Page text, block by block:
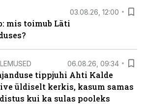
03.08.26, 12:00
mis toimub Läti
06.08.26, 09:34
tippjuhi Ahti Kalde
üldiselt kerkis, kasum samas
kui ka sulas pooleks